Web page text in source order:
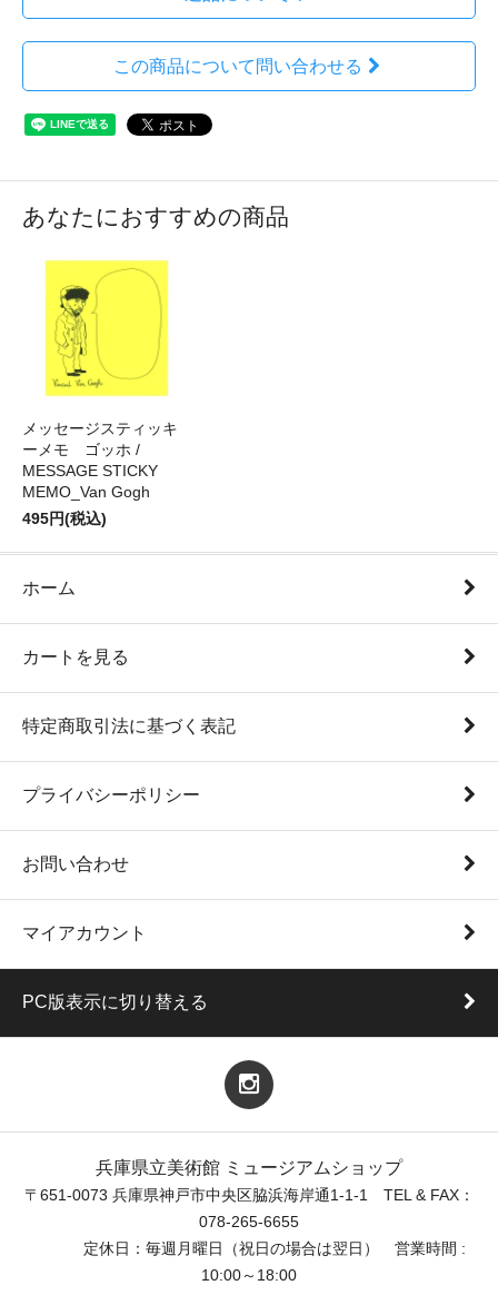
この商品について問い合わせる
あなたにおすすめの商品
メッセージスティッキ
ーメモ ゴッホ /
MESSAGE STICKY
MEMO_Van Gogh
495円(税込)
ホーム
カートを見る
特定商取引法に基づく表記
プライバシーポリシー
お問い合わせ
マイアカウント
PC版表示に切り替える
兵庫県立美術館 ミュージアムショップ
〒651-0073 兵庫県神戸市中央区脇浜海岸通1-1-1 TEL & FAX：
078-265-6655
定休日：毎週月曜日（祝日の場合は翌日） 営業時間 :
10:00～18:00